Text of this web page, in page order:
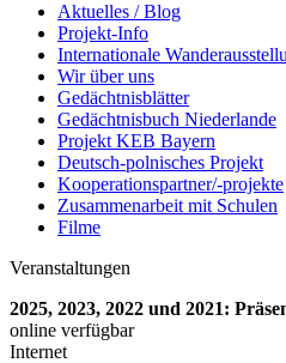
Aktuelles / Blog
Projekt-Info
Internationale
Wir über uns
Gedächtnisblätter
Gedächtnisbuch Niederlande
Projekt KEB Bayern
Deutsch-polnisches Projekt
Kooperationspartner/-projekte
Zusammenarbeit mit Schulen
Filme
Veranstaltungen
2025, 2023, 2022 und 2021:
online verfügbar
Internet